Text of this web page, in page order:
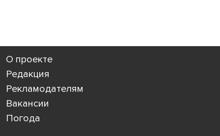
О проекте
Редакция
Рекламодателям
Вакансии
Погода